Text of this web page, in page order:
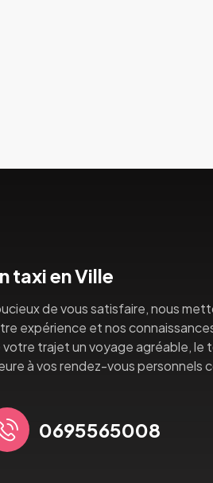
taxi en Ville
de vous satisfaire, nous
expérience et nos
votre trajet un voyage agréable, le
à vos rendez-vous personnels
0695565008